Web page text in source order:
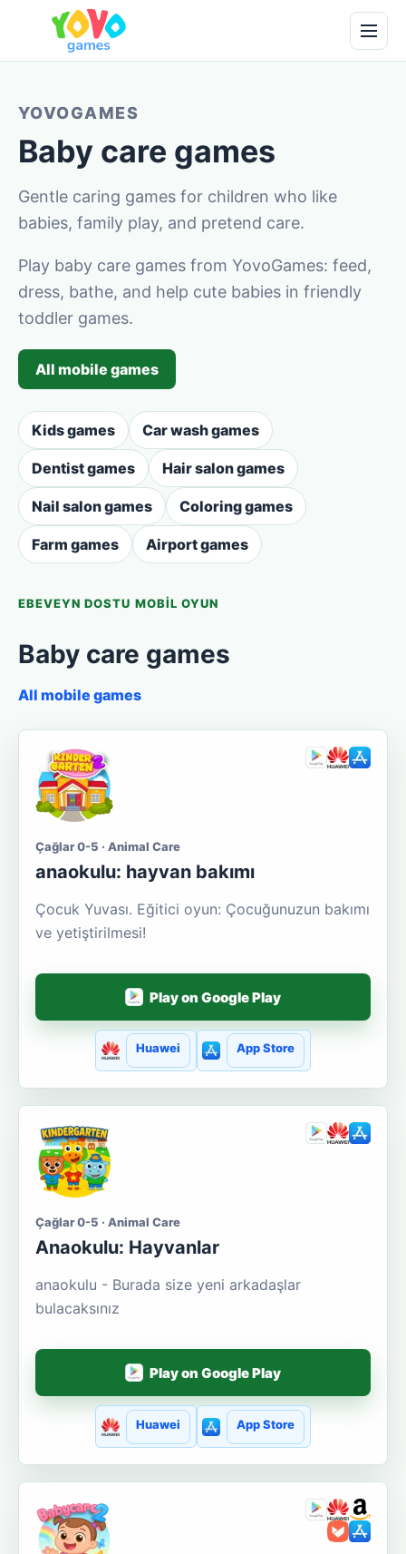
YOVOGAMES
Baby care games
Gentle caring games for children who like
babies, family play, and pretend care.
Play baby care games from YovoGames: feed,
dress, bathe, and help cute babies in friendly
toddler games.
All mobile games
Kids games Car wash games
Dentist games Hair salon games
Nail salon games Coloring games
Farm games Airport games
EBEVEYN DOSTU MOBIL OYUN
Baby care games
All mobile games
Çağlar 0-5 · Animal Care
anaokulu: hayvan bakımı
Çocuk Yuvası. Eğitici oyun: Çocuğunuzun bakımı
ve yetiştirilmesi!
Play on Google Play
Huawei App Store
Çağlar 0-5 · Animal Care
Anaokulu: Hayvanlar
anaokulu - Burada size yeni arkadaşlar
bulacaksınız
Play on Google Play
Huawei App Store